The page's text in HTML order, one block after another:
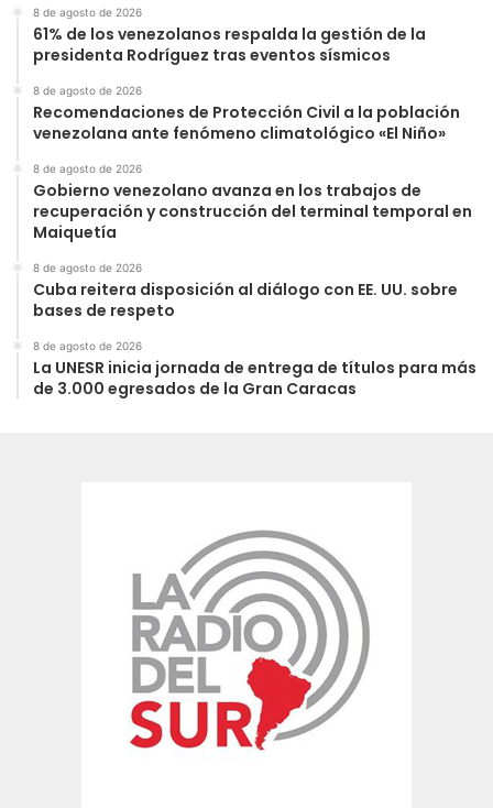
8 de agosto de 2026
61% de los venezolanos respalda la gestión de la
presidenta Rodríguez tras eventos sísmicos
8 de agosto de 2026
Recomendaciones de Protección Civil a la población
venezolana ante fenómeno climatológico «El Niño»
8 de agosto de 2026
Gobierno venezolano avanza en los trabajos de
recuperación y construcción del terminal temporal en
Maiquetía
8 de agosto de 2026
Cuba reitera disposición al diálogo con EE. UU. sobre
bases de respeto
8 de agosto de 2026
La UNESR inicia jornada de entrega de títulos para más
de 3.000 egresados de la Gran Caracas